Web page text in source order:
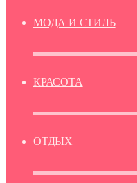
МОДА И СТИЛЬ
КРАСОТА
ОТДЫХ